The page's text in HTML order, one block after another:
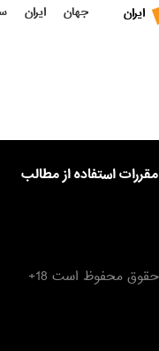
ایران جهان ایران
مقررات استفاده از مطالب